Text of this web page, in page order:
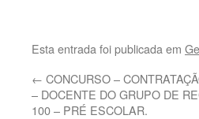
Esta entrada foi publicada em
← CONCURSO –
– DOCENTE DO GRUPO DE
100 – PRÉ ESCOLAR.